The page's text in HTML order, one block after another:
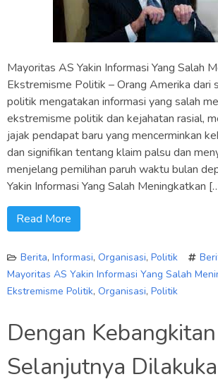
Mayoritas AS Yakin Informasi Yang Salah
Ekstremisme Politik – Orang Amerika dari
politik mengatakan informasi yang salah
ekstremisme politik dan kejahatan rasial,
jajak pendapat baru yang mencerminkan
dan signifikan tentang klaim palsu dan
menjelang pemilihan paruh waktu bulan
Yakin Informasi Yang Salah Meningkatkan
Read More
Berita, Informasi, Organisasi, Politik
Mayoritas AS Yakin Informasi Yang Salah
Ekstremisme Politik, Organisasi, Politik
Dengan
Selanjutnya